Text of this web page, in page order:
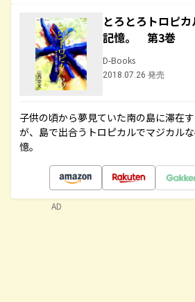
とろとろトロピ
記憶。 第3巻
D-Books
2018.07.26 発売
子供の頃から夢見ていた南の島に滞在
が、島で出合うトロピカルでマジカル
憶。
AD